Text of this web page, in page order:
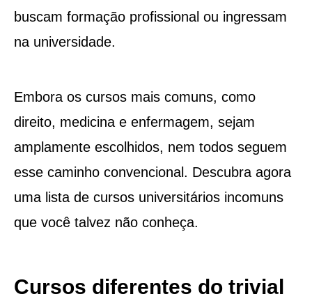
buscam formação profissional ou ingressam
na universidade.
Embora os cursos mais comuns, como
direito, medicina e enfermagem, sejam
amplamente escolhidos, nem todos seguem
esse caminho convencional. Descubra agora
uma lista de cursos universitários incomuns
que você talvez não conheça.
Cursos diferentes do trivial